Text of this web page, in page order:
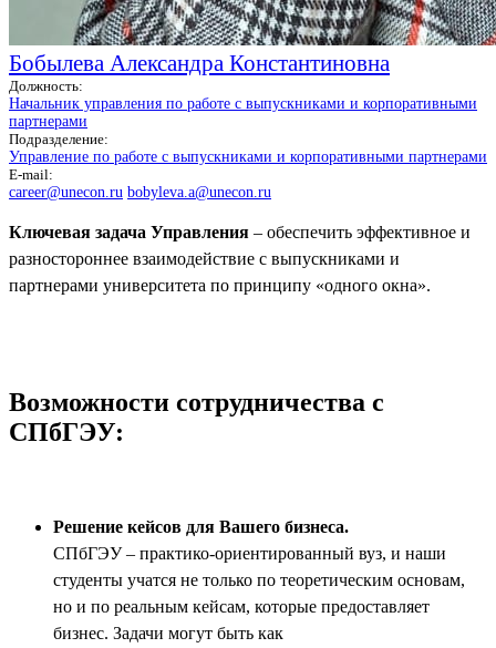
Бобылева Александра Константиновна
Должность:
Начальник управления по работе с выпускниками и корпоративными
партнерами
Подразделение:
Управление по работе с выпускниками и корпоративными партнерами
E-mail:
career@unecon.ru bobyleva.a@unecon.ru
Ключевая задача Управления – обеспечить эффективное и
разностороннее взаимодействие с выпускниками и
партнерами университета по принципу «одного окна».
Возможности сотрудничества с
СПбГЭУ:
Решение кейсов для Вашего бизнеса.
СПбГЭУ – практико-ориентированный вуз, и наши
студенты учатся не только по теоретическим основам,
но и по реальным кейсам, которые предоставляет
бизнес. Задачи могут быть как